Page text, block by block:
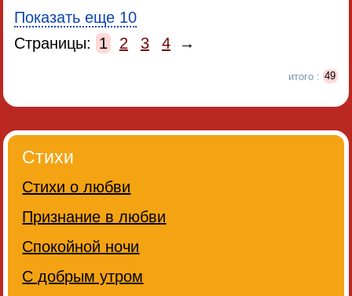
Показать еще 10
Страницы: 1 2 3 4 →
итого : 49
Стихи
Стихи о любви
Признание в любви
Спокойной ночи
С добрым утром